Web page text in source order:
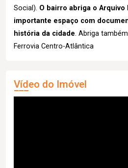
Social). O bairro abriga o
importante espaço com
história da cidade. Abriga
Ferrovia Centro-Atlântica
Vídeo do Imóvel